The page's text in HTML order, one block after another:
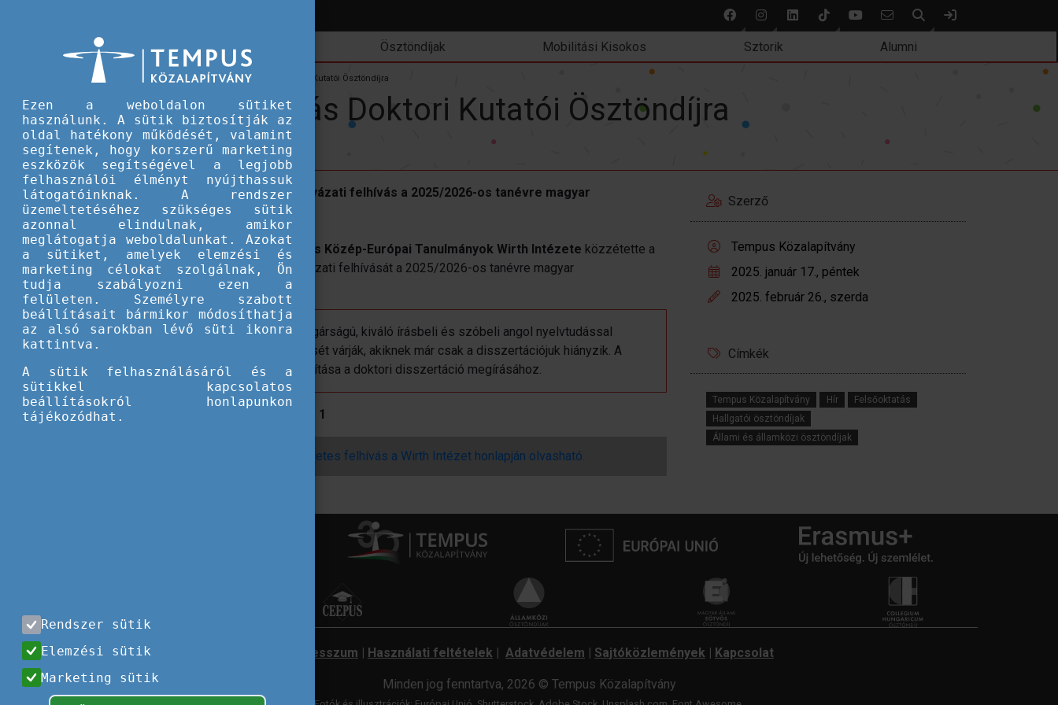
Keresés
Ösztöndíjak Mobilitási Kisokos Sztorik Alumni
Hallgatói ösztöndíjak Pályázati felhívás Doktori Kutatói Ösztöndíjra
Pályázati felhívás Doktori Kutatói Ösztöndíjra
Magyar Doktori Kutatói Ösztöndíj pályázati felhívás a 2025/2026-os tanévre magyar
doktoranduszhallgatók részére
Akanadai Alberta Egyetem Osztrák és Közép-Európai Tanulmányok Wirth Intézete közzétette a
„Magyar Doktori Kutatói Ösztöndíj” pályázati felhívását a 2025/2026-os tanévre magyar
doktoranduszhallgatók részére.
Az ösztöndíjra olyan magyar állampolgárságú, kiváló írásbeli és szóbeli angol nyelvtudással
rendelkező PhD-hallgatók jelentkezését várják, akiknek már csak a disszertációjuk hiányzik. A
program célja kutatói ösztöndíj biztosítása a doktori disszertáció megírásához.
A jelentkezés határideje: 2025. április 1
A pályázat feltételeit tartalmazó részletes felhívás a Wirth Intézet honlapján olvasható.
Szerző
Tempus Közalapítvány
2025. január 17., péntek
2025. február 26., szerda
Címkék
Tempus Közalapítvány Hír
Felsőoktatás
Hallgatói ösztöndíjak
Állami és államközi ösztöndíjak
Impresszum | Használati feltételek | Adatvédelem | Sajtóközlemények | Kapcsolat
Minden jog fenntartva, 2026 © Tempus Közalapítvány
Ezen a weboldalon sütiket
használunk. A sütik biztosítják az
oldal hatékony működését, valamint
segítenek, hogy korszerű marketing
eszközök segítségével a legjobb
felhasználói élményt nyújthassuk
látogatóinknak. A rendszer
üzemeltetéséhez szükséges sütik
azonnal elindulnak, amikor
meglátogatja weboldalunkat. Azokat
a sütiket, amelyek elemzési és
marketing célokat szolgálnak, Ön
tudja szabályozni ezen a
felületen. Személyre szabott
beállításait bármikor módosíthatja
az alsó sarokban lévő süti ikonra
kattintva.
A sütik felhasználásáról és a
sütikkel kapcsolatos
beállításokról honlapunkon
tájékozódhat.
Rendszer sütik
Elemzési sütik
Marketing sütik